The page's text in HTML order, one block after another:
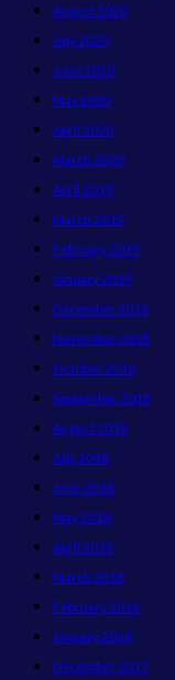
August 2020
July 2020
June 2020
May 2020
April 2020
March 2020
April 2019
March 2019
February 2019
January 2019
December 2018
November 2018
October 2018
September 2018
August 2018
July 2018
June 2018
May 2018
April 2018
March 2018
February 2018
January 2018
December 2017